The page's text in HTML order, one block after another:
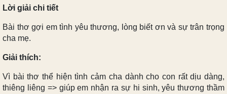
Lời giải chi tiết
Bài thơ gợi em tình yêu thương, lòng biết ơn và sự trân trọng
cha mẹ.
Giải thích:
Vì bài thơ thể hiện tình cảm cha dành cho con rất dịu dàng,
thiêng liêng => giúp em nhận ra sự hi sinh, yêu thương thầm